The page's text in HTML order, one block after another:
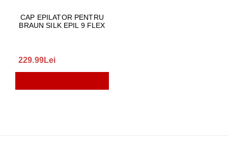
CAP EPILATOR PENTRU
BRAUN SILK EPIL 9 FLEX
229.99Lei